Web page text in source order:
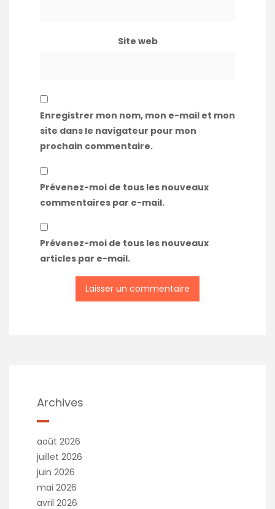
Site web
Enregistrer mon nom, mon e-mail et mon
site dans le navigateur pour mon
prochain commentaire.
Prévenez-moi de tous les nouveaux
commentaires par e-mail.
Prévenez-moi de tous les nouveaux
articles par e-mail.
Archives
août 2026
juillet 2026
juin 2026
mai 2026
avril 2026